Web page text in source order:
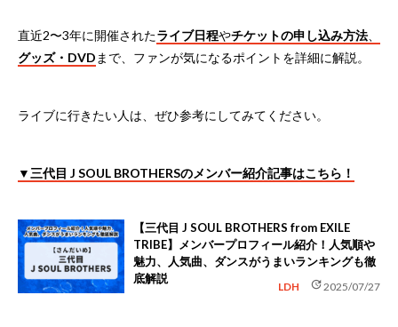
直近2〜3年に開催されたライブ日程やチケットの申し込み方法
グッズ・DVD まで、ファンが気になるポイントを詳細に解説。
ライブに行きたい人は、ぜひ参考にしてみてください。
▼三代目 J SOUL BROTHERSのメンバー紹介記事はこちら！
【三代目 J SOUL BROTHERS from EXILE
TRIBE】メンバープロフィール紹介！人気順や
魅力、人気曲、ダンスがうまいランキングも徹
底解説
LDH update2025/07/27